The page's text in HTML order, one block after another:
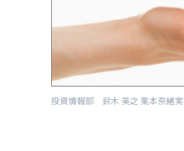
投資情報部 鈴木 英之 栗本奈緒実